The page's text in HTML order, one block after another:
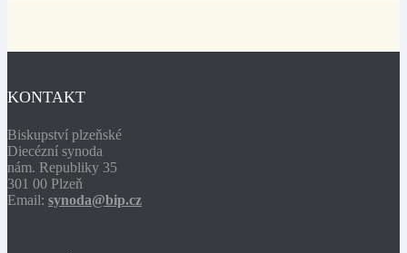
KONTAKT
Biskupství plzeňské
Diecézní synoda
nám. Republiky 35
301 00 Plzeň
Email: synoda@bip.cz